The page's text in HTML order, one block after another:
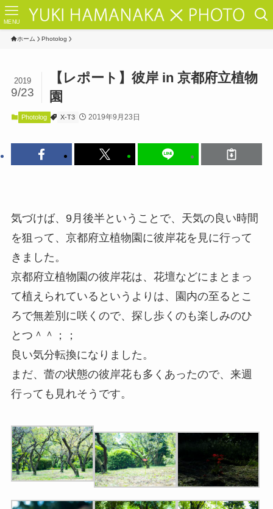
MENU
ホーム Photolog
【レポート】彼岸 in 京都府立植物
園
2019
9/23
Photolog X-T3 2019年9月23日
気づけば、9月後半ということで、天気の良い時間
を狙って、京都府立植物園に彼岸花を見に行って
きました。
京都府立植物園の彼岸花は、花壇などにまとまっ
て植えられているというよりは、園内の至るとこ
ろで無差別に咲くので、探し歩くのも楽しみのひ
とつ＾＾；；
良い気分転換になりました。
まだ、蕾の状態の彼岸花も多くあったので、来週
行っても見れそうです。